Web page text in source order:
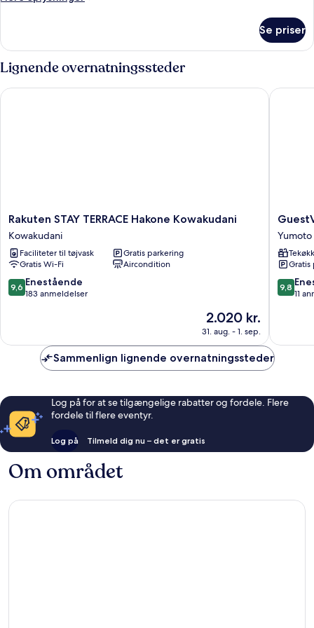
Se priser
Lignende overnatningssteder
Rakuten
STAY
TERRACE
Hakone
Kowakudani
Kowakudani
Rakuten STAY TERRACE Hakone Kowakudani
Kowakudani
Faciliteter til tøjvask
Gratis parkering
Gratis Wi-Fi
Aircondition
9.6
ud
183
anmeldelser
9,6 Enestående
183 anmeldelser
Prisen
er
2.020 kr.
2.020 kr.
31. aug. - 1. sep.
Rakuten STAY TERRACE Hakone Kowakudani
Yumoto
Yumoto
Gratis
9.8
ud
11
9,8
11
Sammenlign lignende overnatningssteder
Log på for at se tilgængelige rabatter og fordele. Flere
fordele til flere eventyr.
Log på Tilmeld dig nu – det er gratis
Om området